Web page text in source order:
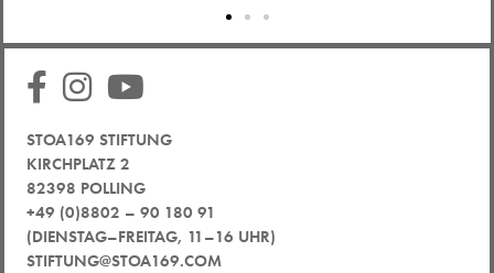
STOA169 STIFTUNG
KIRCHPLATZ 2
82398 POLLING
+49 (0)8802 – 90 180 91
(DIENSTAG–FREITAG, 11–16 UHR)
STIFTUNG@STOA169.COM